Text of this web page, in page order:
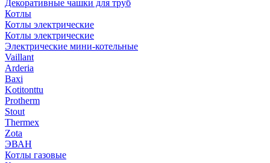
Декоративные чашки для труб
Котлы
Котлы электрические
Котлы электрические
Электрические мини-котельные
Vaillant
Arderia
Baxi
Kotitonttu
Protherm
Stout
Thermex
Zota
ЭВАН
Котлы газовые